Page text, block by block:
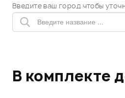
Введите ваш город чтобы
В комплекте